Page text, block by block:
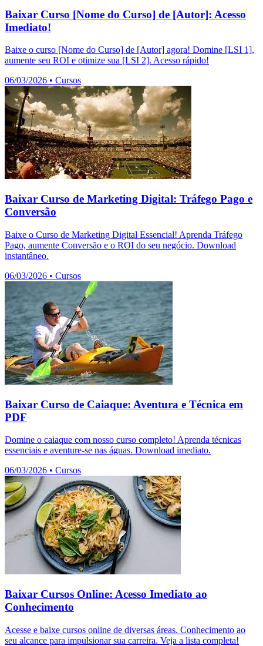
Baixar Curso [Nome do Curso] de [Autor]: Acesso
Imediato!
Baixe o curso [Nome do Curso] de [Autor] agora! Domine [LSI 1],
aumente seu ROI e otimize sua [LSI 2]. Acesso rápido!
06/03/2026 • Cursos
Baixar Curso de Marketing Digital: Tráfego Pago e
Conversão
Baixe o Curso de Marketing Digital Essencial! Aprenda Tráfego
Pago, aumente Conversão e o ROI do seu negócio. Download
instantâneo.
06/03/2026 • Cursos
Baixar Curso de Caiaque: Aventura e Técnica em
PDF
Domine o caiaque com nosso curso completo! Aprenda técnicas
essenciais e aventure-se nas águas. Download imediato.
06/03/2026 • Cursos
Baixar Cursos Online: Acesso Imediato ao
Conhecimento
Acesse e baixe cursos online de diversas áreas. Conhecimento ao
seu alcance para impulsionar sua carreira. Veja a lista completa!